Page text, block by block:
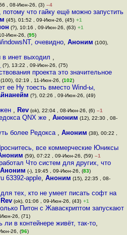
, 08-Июн-26, (3) –4
потому что гайку ещё можно запустить
(45), 01:52 , 09-Июн-26, (45) +1
(?), 10:16 , 09-Июн-26, (63) +1
Июн-26, (95)
очевидно,Аноним (100),
в инет выходил ,
(?), 13:22 , 09-Июн-26, (75)
проекта это значительное
(100), 02:19 , 11-Июн-26, (102)
ее Ну тоесть вместо Wind-ы,
(?), 02:26 , 09-Июн-26, (49)
, Rev (ok), 22:04 , 08-Июн-26, (6) –1
QNX же , Аноним (12), 22:30 , 08-
более Редокса , Аноним (38), 00:22 ,
все коммерческие Юниксы
(59), 07:22 , 09-Июн-26, (59) –1
Что систем для других, что
Аноним (-), 19:45 , 09-Июн-26, (83)
63392-apple, Аноним (15), 22:35 , 08-
тех, кто не умеет писать софт на
Rev(ok), 01:06 , 09-Июн-26, (43) +1
Питон с Жаваскриптом запускают
26, (71)
в контейнере живёт, так-то,
26, (96)